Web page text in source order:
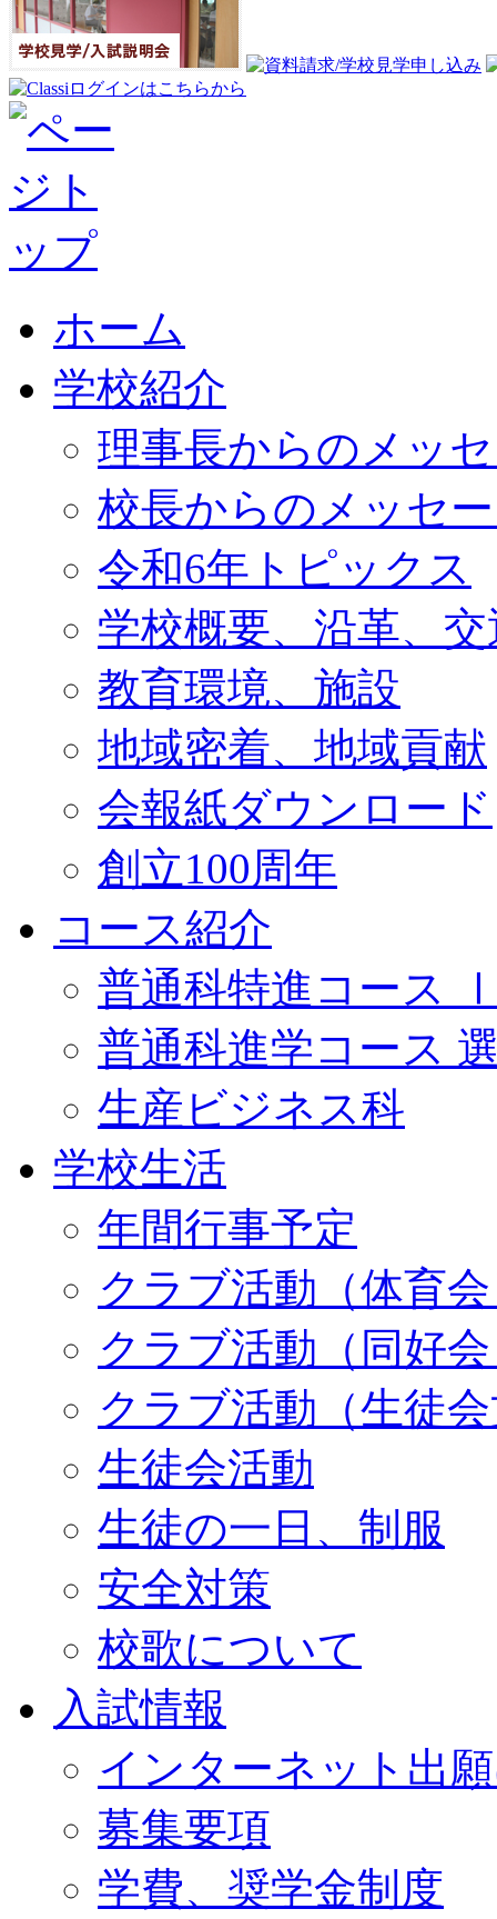
ホーム
学校紹介
理事長からのメッ
校長からのメッセ
令和6年トピックス
学校概要、沿革、
教育環境、施設
地域密着、地域貢献
会報紙ダウンロード
創立100周年
コース紹介
普通科特進コース
普通科進学コース
生産ビジネス科
学校生活
年間行事予定
クラブ活動（体育
クラブ活動（同好
クラブ活動（生徒
生徒会活動
生徒の一日、制服
安全対策
校歌について
入試情報
インターネット出
募集要項
学費、奨学金制度